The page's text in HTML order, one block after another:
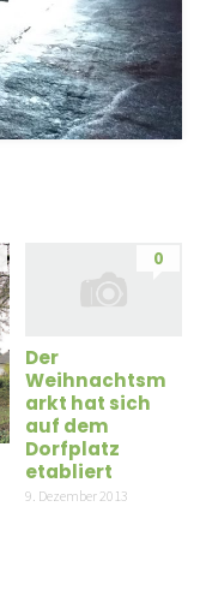
0
Der
Weihnachtsm
arkt hat sich
auf dem
Dorfplatz
etabliert
9. Dezember 2013